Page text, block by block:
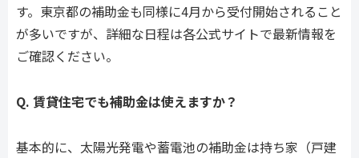
す。東京都の補助金も同様に4月から受付開始されること
が多いですが、詳細な日程は各公式サイトで最新情報を
ご確認ください。
Q. 賃貸住宅でも補助金は使えますか？
基本的に、太陽光発電や蓄電池の補助金は持ち家（戸建